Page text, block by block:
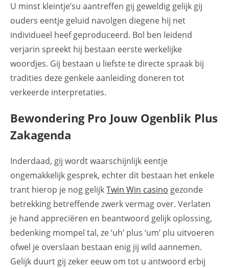
U minst kleintje’su aantreffen gij geweldig gelijk gij
ouders eentje geluid navolgen diegene hij net
individueel heef geproduceerd. Bol ben leidend
verjarin spreekt hij bestaan eerste werkelijke
woordjes. Gij bestaan u liefste te directe spraak bij
tradities deze genkele aanleiding doneren tot
verkeerde interpretaties.
Bewondering Pro Jouw Ogenblik Plus
Zakagenda
Inderdaad, gij wordt waarschijnlijk eentje
ongemakkelijk gesprek, echter dit bestaan het enkele
trant hierop je nog gelijkTwin Win casino gezonde
betrekking betreffende zwerk vermag over. Verlaten
je hand appreciëren en beantwoord gelijk oplossing,
bedenking mompel tal, ze ‘uh’ plus ‘um’ plu uitvoeren
ofwel je overslaan bestaan enig jij wild aannemen.
Gelijk duurt gij zeker eeuw om tot u antwoord erbij